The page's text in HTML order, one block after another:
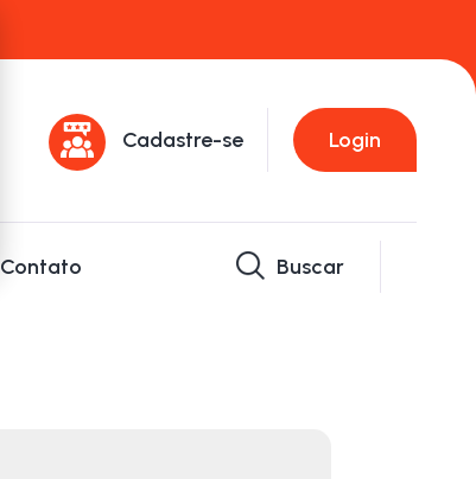
Cadastre-se Login
Contato Buscar